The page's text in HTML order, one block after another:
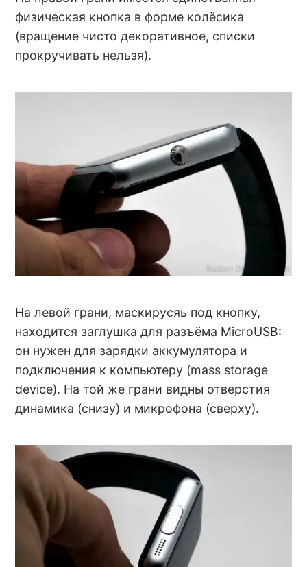
физическая кнопка в форме колёсика
(вращение чисто декоративное, списки
прокручивать нельзя).
На левой грани, маскирусяь под кнопку,
находится заглушка для разъёма MicroUSB:
он нужен для зарядки аккумулятора и
подключения к компьютеру (mass storage
device). На той же грани видны отверстия
динамика (снизу) и микрофона (сверху).